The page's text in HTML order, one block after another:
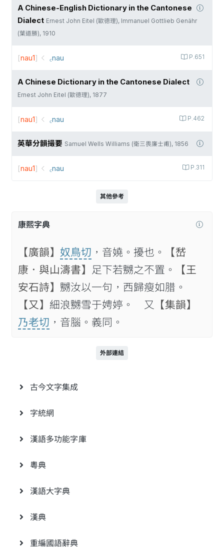
A Chinese-English Dictionary in the Cantonese
Dialect Ernest John Eitel (歐德理), Immanuel Gottlieb Genähr
(葉道勝), 1910
P.651
[nau1] ꜀nau
A Chinese Dictionary in the Cantonese Dialect
Ernest John Eitel (歐德理), 1877
P.462
[nau1] ꜀nau
英華分韻撮要 Samuel Wells Williams (衛三畏廉士甫), 1856
P.311
[nau1] ꜀nau
其他參考
康熙字典
【廣韻】 奴鳥切 ，音嬈。擾也。
【嵆
康．與山濤書】 足下若嬲之不置。
【王
安石詩】 嬲汝以一句，西歸瘦如腊。
【又】 細浪嬲雪于娉婷。 又
【集韻】
乃老切 ，音腦。義同。
外部連結
古今文字集成
字統網
漢語多功能字庫
粵典
漢語大字典
漢典
重編國語辭典